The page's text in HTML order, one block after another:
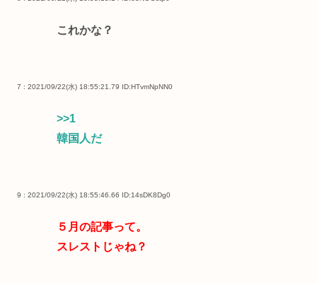
これかな？
7 : 2021/09/22(水) 18:55:21.79 ID:HTvmNpNN0
>>1
韓国人だ
9 : 2021/09/22(水) 18:55:46.66 ID:14sDK8Dg0
５月の記事って。
スレストじゃね？